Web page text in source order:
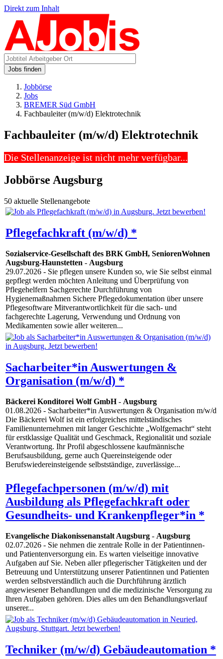
Direkt zum Inhalt
Jobs finden
Jobbörse
Jobs
BREMER Süd GmbH
Fachbauleiter (m/w/d) Elektrotechnik
Fachbauleiter (m/w/d) Elektrotechnik
Die Stellenanzeige ist nicht mehr verfügbar...
Jobbörse Augsburg
50 aktuelle Stellenangebote
Pflegefachkraft (m/w/d) *
Sozialservice-Gesellschaft des BRK GmbH, SeniorenWohnen
Augsburg-Haunstetten - Augsburg
29.07.2026 - Sie pflegen unsere Kunden so, wie Sie selbst einmal
gepflegt werden möchten Anleitung und Überprüfung von
Pflegehelfern Sachgerechte Durchführung von
Hygienemaßnahmen Sichere Pflegedokumentation über unsere
Pflegesoftware Mitverantwortlichkeit für die sach- und
fachgerechte Lagerung, Verwendung und Ordnung von
Medikamenten sowie aller weiteren...
Sacharbeiter*in Auswertungen &
Organisation (m/w/d) *
Bäckerei Konditorei Wolf GmbH- Augsburg
01.08.2026 - Sacharbeiter*in Auswertungen & Organisation m/w/d
Die Bäckerei Wolf ist ein erfolgreiches mittelständisches
Familienunternehmen mit langer Geschichte „Wolfgemacht“ steht
für erstklassige Qualität und Geschmack, Regionalität und soziale
Verantwortung. Ihr Profil abgeschlossene kaufmännische
Berufsausbildung, gerne auch Quereinsteigende oder
Berufswiedereinsteigende selbstständige, zuverlässige...
Pflegefachpersonen (m/w/d) mit
Ausbildung als Pflegefachkraft oder
Gesundheits- und Krankenpfleger*in *
Evangelische Diakonissenanstalt Augsburg - Augsburg
02.07.2026 - Sie nehmen die zentrale Rolle in der Patientinnen-
und Patientenversorgung ein. Es warten vielseitige innovative
Aufgaben auf Sie. Neben aller pflegerischer Tätigkeiten und der
Betreuung und Unterstützung unserer Patientinnen und Patienten
werden selbstverständlich auch die Durchführung ärztlich
angewiesener Behandlungen und die medizinische Versorgung zu
Ihren Aufgaben gehören. Dies alles um den Behandlungsverlauf
unserer...
Techniker (m/w/d) Gebäudeautomation *